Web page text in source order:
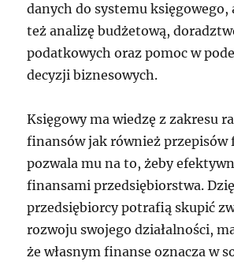
danych do systemu księgowego,
też analizę budżetową,
podatkowych oraz pomoc w
decyzji biznesowych.
Księgowy ma wiedzę z zakresu
finansów jak również przepisów
pozwala mu na to, żeby
finansami przedsiębiorstwa.
przedsiębiorcy potrafią skupić
rozwoju swojego działalności,
że własnym finanse oznacza w